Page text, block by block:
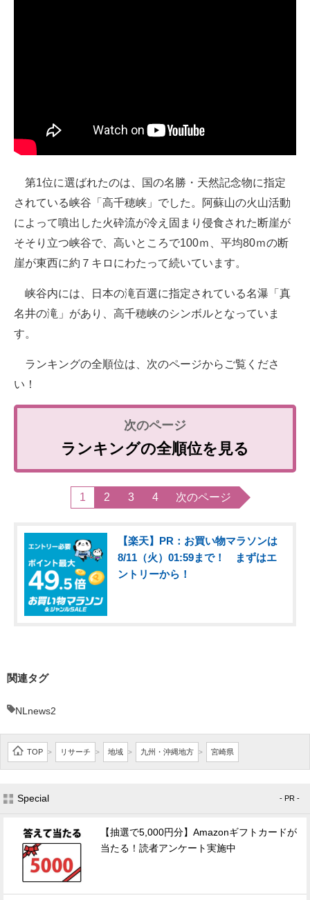
第1位に選ばれたのは、国の名勝・天然記念物に指定
されている峡谷「高千穂峡」でした。阿蘇山の火山活動
によって噴出した火砕流が冷え固まり侵食された断崖が
そそり立つ峡谷で、高いところで100ｍ、平均80ｍの断
崖が東西に約７キロにわたって続いています。
峡谷内には、日本の滝百選に指定されている名瀑「真
名井の滝」があり、高千穂峡のシンボルとなっていま
す。
ランキングの全順位は、次のページからご覧くださ
い！
ランキングの全順位を見る
1 2 3 4 次のページ
【楽天】PR：お買い物マラソンは
8/11（火）01:59まで！ まずはエ
ントリーから！
関連タグ
NLnews2
TOP > リサーチ > 地域 > 九州・沖縄地方 > 宮崎県
Special - PR -
【抽選で5,000円分】Amazonギフトカードが
当たる！読者アンケート実施中